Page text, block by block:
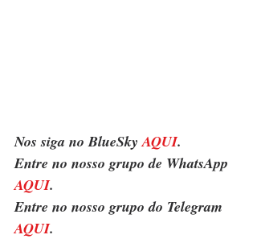
Nos siga no BlueSky AQUI.
Entre no nosso grupo de WhatsApp
AQUI.
Entre no nosso grupo do Telegram
AQUI.